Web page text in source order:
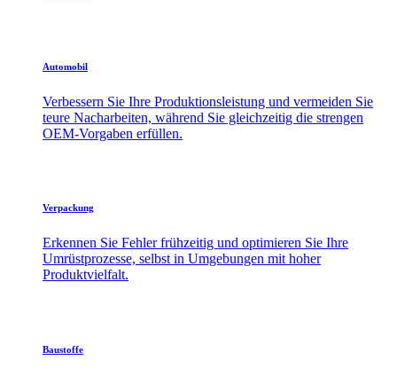
Automobil
Verbessern Sie Ihre Produktionsleistung und vermeiden Sie
teure Nacharbeiten, während Sie gleichzeitig die strengen
OEM-Vorgaben erfüllen.
Verpackung
Erkennen Sie Fehler frühzeitig und optimieren Sie Ihre
Umrüstprozesse, selbst in Umgebungen mit hoher
Produktvielfalt.
Baustoffe